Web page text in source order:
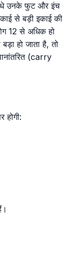
उनके फुट और इंच
से बड़ी इकाई की
12 से अधिक हो
हो जाता है, तो
(carry
होगी: